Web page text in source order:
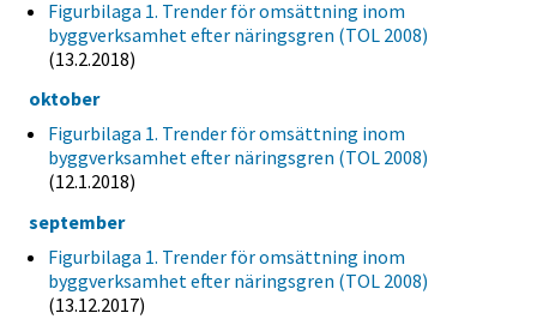
Figurbilaga 1. Trender för omsättning inom
byggverksamhet efter näringsgren (TOL 2008)
(13.2.2018)
oktober
Figurbilaga 1. Trender för omsättning inom
byggverksamhet efter näringsgren (TOL 2008)
(12.1.2018)
september
Figurbilaga 1. Trender för omsättning inom
byggverksamhet efter näringsgren (TOL 2008)
(13.12.2017)